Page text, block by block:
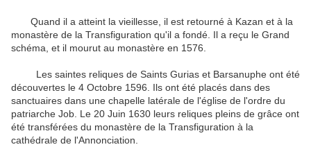
Quand il a atteint la vieillesse il est retourné à Kazan et à la
monastère de la Transfiguration qu'il a fondé Il a reçu le Grand
schéma , et il mourut au monastère en 1576
Les saintes reliques de Saints Gurias et Barsanuphe ont été
découvertes le 4 Octobre 1596. Ils ont été placés dans des
sanctuaires dans une chapelle latérale de l'église de l'ordre du
patriarche Job. Le 20 Juin 1630 leurs reliques pleins de grâce ont
été transférées du monastère de la Transfiguration à la
cathédrale de l'Annonciation